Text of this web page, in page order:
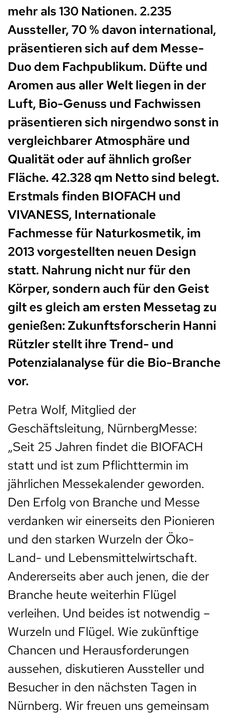
mehr als 130 Nationen. 2.235
Aussteller, 70 % davon international,
präsentieren sich auf dem Messe-
Duo dem Fachpublikum. Düfte und
Aromen aus aller Welt liegen in der
Luft, Bio-Genuss und Fachwissen
präsentieren sich nirgendwo sonst in
vergleichbarer Atmosphäre und
Qualität oder auf ähnlich großer
Fläche. 42.328 qm Netto sind belegt.
Erstmals finden BIOFACH und
VIVANESS, Internationale
Fachmesse für Naturkosmetik, im
2013 vorgestellten neuen Design
statt. Nahrung nicht nur für den
Körper, sondern auch für den Geist
gilt es gleich am ersten Messetag zu
genießen: Zukunftsforscherin Hanni
Rützler stellt ihre Trend- und
Potenzialanalyse für die Bio-Branche
vor.
Petra Wolf, Mitglied der
Geschäftsleitung, NürnbergMesse:
„Seit 25 Jahren findet die BIOFACH
statt und ist zum Pflichttermin im
jährlichen Messekalender geworden.
Den Erfolg von Branche und Messe
verdanken wir einerseits den Pionieren
und den starken Wurzeln der Öko-
Land- und Lebensmittelwirtschaft.
Andererseits aber auch jenen, die der
Branche heute weiterhin Flügel
verleihen. Und beides ist notwendig –
Wurzeln und Flügel. Wie zukünftige
Chancen und Herausforderungen
aussehen, diskutieren Aussteller und
Besucher in den nächsten Tagen in
Nürnberg. Wir freuen uns gemeinsam